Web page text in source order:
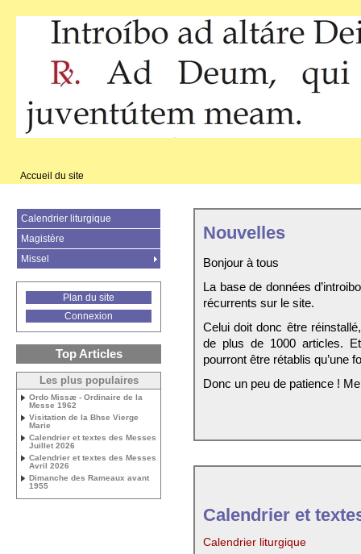
Accueil du site
Nouvelles
Bonjour à tous
La base de données
récurrents sur le site.
Celui doit donc être
de plus de 1000 articles.
pourront être rétablis qu’une
Donc un peu de patience !
Calendrier et
Calendrier liturgique
Calendrier liturgique
Magistère
Missel
Plan du site
Connexion
Top Articles
Les plus populaires
Ordo Missæ - Ordinaire de la
Messe 1962
Visitation de la Bhse Vierge
Marie
Calendrier et textes des Messes
Juillet 2026
Calendrier et textes des Messes
Avril 2026
Dimanche des Rameaux avant
1955